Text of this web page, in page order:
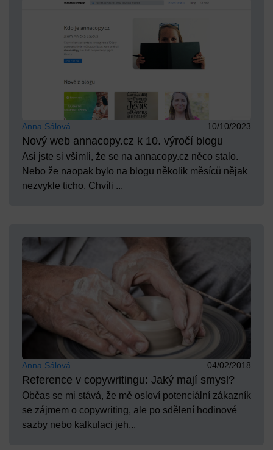
Anna Sálová 10/10/2023
Nový web annacopy.cz k 10. výročí blogu
Asi jste si všimli, že se na annacopy.cz něco stalo.
Nebo že naopak bylo na blogu několik měsíců nějak
nezvykle ticho. Chvíli ...
Anna Sálová 04/02/2018
Reference v copywritingu: Jaký mají smysl?
Občas se mi stává, že mě osloví potenciální zákazník
se zájmem o copywriting, ale po sdělení hodinové
sazby nebo kalkulaci jeh...